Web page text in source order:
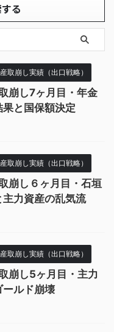
る
取崩し実績（出口戦略）
崩し7ヶ月目・年金
と国保額決定
取崩し実績（出口戦略）
崩し６ヶ月目・石垣
力資産の乱気流
取崩し実績（出口戦略）
崩し5ヶ月目・主力
ルド崩壊